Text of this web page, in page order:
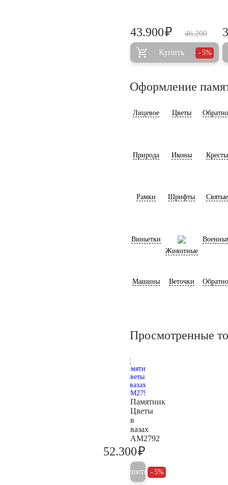
46.200
43.900₽
Купить 5%
Оформление
Лицевое Цветы
Природа Иконы Кресты
Рамки Шрифты Святые
Виньетки
Животные
Машины Веточки
Просмотренные
Памятник
Цветы
в
вазах
AM2792
52.300₽
Купить 5%